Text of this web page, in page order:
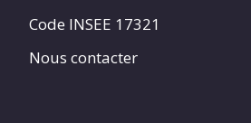
Code INSEE 17321
Nous contacter